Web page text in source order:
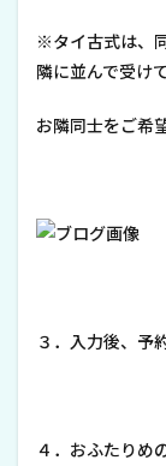
※タイ古式は、
隣に並んで受け
お隣同士をご希
３．入力後、予
４．おふたりめ